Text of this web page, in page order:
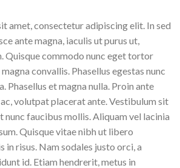
amet, consectetur adipiscing elit. In sed
ante magna, iaculis ut purus ut,
Quisque commodo nunc eget tortor
convallis. Phasellus egestas nunc
Phasellus et magna nulla. Proin ante
volutpat placerat ante. Vestibulum sit
nunc faucibus mollis. Aliquam vel lacinia
Quisque vitae nibh ut libero
in risus. Nam sodales justo orci, a
id. Etiam hendrerit, metus in